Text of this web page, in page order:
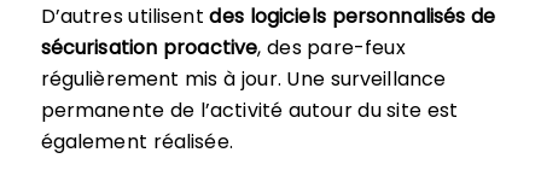
D’autres utilisentdes logiciels personnalisés de
sécurisation proactive, des pare-feux
régulièrement mis à jour. Une surveillance
permanente de l’activité autour du site est
également réalisée.